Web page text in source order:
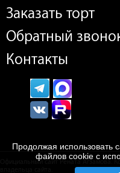
Заказать торт
Обратный
Контакты
Официальный сайт Рената Агзамова.
Продолжая использовать
файлов cookie с